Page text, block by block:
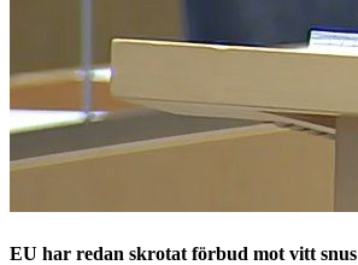
EU har redan skrotat förbud mot vitt snus